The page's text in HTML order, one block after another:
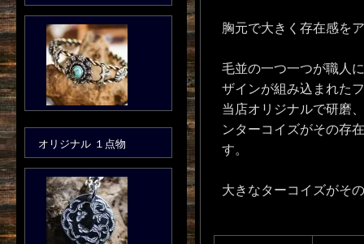
胸元で大きく存在感を
毛並の一つ一つが職人
ザインが組み込まれた
当店オリジナルで研磨
ンターコイズがその存
す。
大きなターコイズがそ
オリジナル １点物